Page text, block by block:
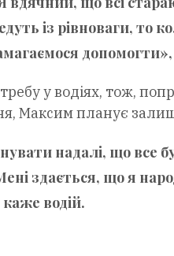
із рівноваги, то
допомогти»,
у водіях, тож,
Максим планує
надалі, що все
здається, що я
водій.